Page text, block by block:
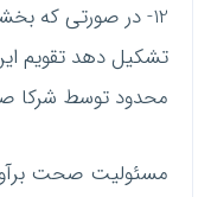
12- در صورتی که
تشکیل دهد تقویم
محدود توسط شرکا
مسئولیت صحت